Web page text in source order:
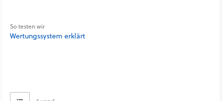
So testen wir
Wertungssystem erklärt